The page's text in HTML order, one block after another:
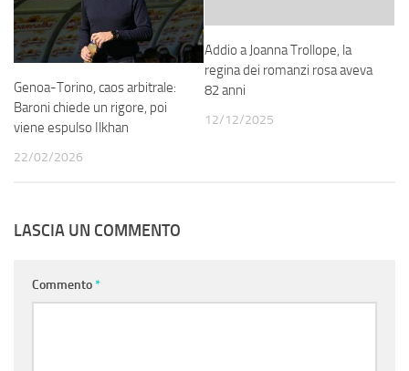
Genoa-Torino, caos arbitrale:
Baroni chiede un rigore, poi
viene espulso Ilkhan
22/02/2026
Addio a Joanna Trollope, la
regina dei romanzi rosa aveva
82 anni
12/12/2025
LASCIA UN COMMENTO
Commento*